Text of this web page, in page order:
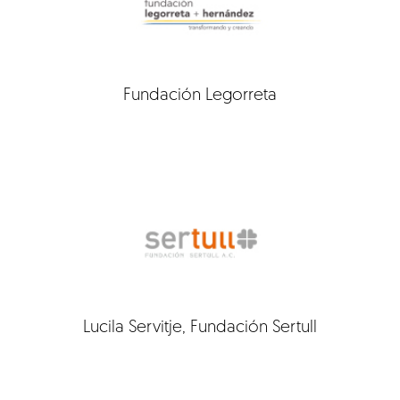
Fundación Legorreta
Lucila Servitje, Fundación Sertull